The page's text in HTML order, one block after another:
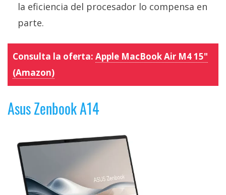
la eficiencia del procesador lo compensa en
parte.
Consulta la oferta: Apple MacBook Air M4 15"
(Amazon)
Asus Zenbook A14